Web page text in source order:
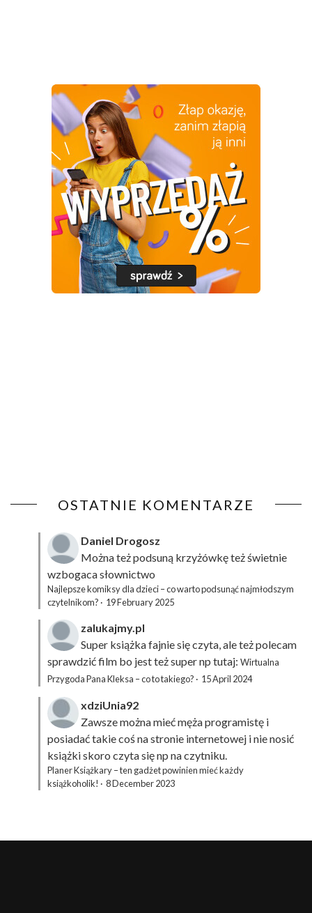
OSTATNIE KOMENTARZE
Daniel Drogosz
Można też podsuną krzyżówkęteż świetnie
wzbogaca słownictwo
Najlepsze komiksy dla dzieci – co warto podsunąć najmłodszym
czytelnikom? · 19 February 2025
zalukajmy.pl
Super książka fajnie się czyta, ale też polecam
sprawdzić film bo jest też super np tutaj: Wirtualna
Przygoda Pana Kleksa – co to takiego? · 15 April 2024
xdziUnia92
Zawsze można mieć męża programistę i
posiadać takie coś na stronie internetowej i nie nosić
książki skoro czyta się np na czytniku.
Planer Książkary – ten gadżet powinien mieć każdy
książkoholik! · 8 December 2023